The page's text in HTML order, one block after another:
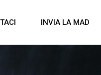
INVIA LA MAD